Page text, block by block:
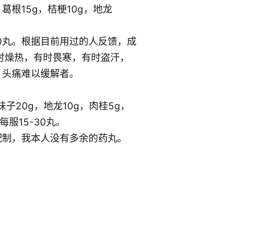
根15g，桔梗10g，地龙
。根据目前用过的人反馈，成
热，有时畏寒，有时盗汗，
痛难以缓解者。
20g，地龙10g，肉桂5g，
服15-30丸。
，我本人没有多余的药丸。